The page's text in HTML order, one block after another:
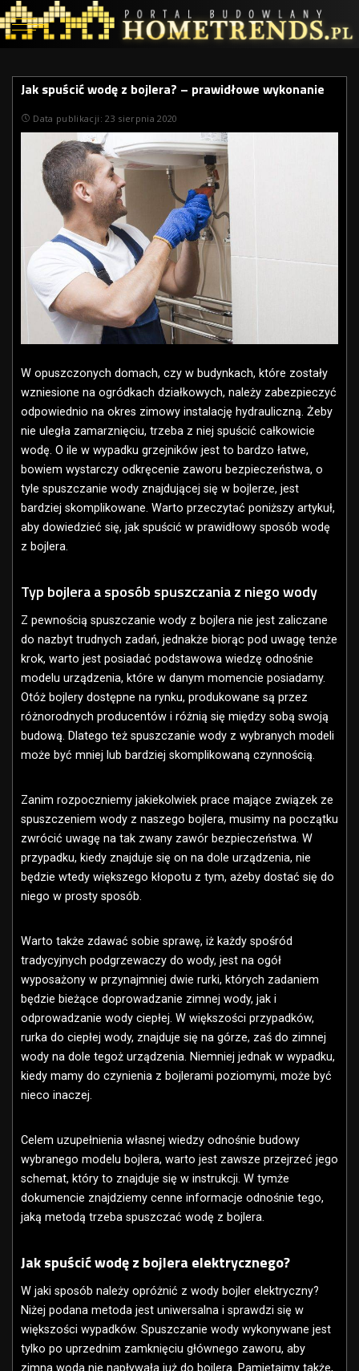
Jak spuścić wodę z bojlera? – prawidłowe wykonanie
Data publikacji: 23 sierpnia 2020
W opuszczonych domach, czy w budynkach, które zostały
wzniesione na ogródkach działkowych, należy zabezpieczyć
odpowiednio na okres zimowy instalację hydrauliczną. Żeby
nie uległa zamarznięciu, trzeba z niej spuścić całkowicie
wodę. O ile w wypadku grzejników jest to bardzo łatwe,
bowiem wystarczy odkręcenie zaworu bezpieczeństwa, o
tyle spuszczanie wody znajdującej się w bojlerze, jest
bardziej skomplikowane. Warto przeczytać poniższy artykuł,
aby dowiedzieć się, jak spuścić w prawidłowy sposób wodę
z bojlera.
Typ bojlera a sposób spuszczania z niego wody
Z pewnością spuszczanie wody z bojlera nie jest zaliczane
do nazbyt trudnych zadań, jednakże biorąc pod uwagę tenże
krok, warto jest posiadać podstawowa wiedzę odnośnie
modelu urządzenia, które w danym momencie posiadamy.
Otóż bojlery dostępne na rynku, produkowane są przez
różnorodnych producentów i różnią się między sobą swoją
budową. Dlatego też spuszczanie wody z wybranych modeli
może być mniej lub bardziej skomplikowaną czynnością.
Zanim rozpoczniemy jakiekolwiek prace mające związek ze
spuszczeniem wody z naszego bojlera, musimy na początku
zwrócić uwagę na tak zwany zawór bezpieczeństwa. W
przypadku, kiedy znajduje się on na dole urządzenia, nie
będzie wtedy większego kłopotu z tym, ażeby dostać się do
niego w prosty sposób.
Warto także zdawać sobie sprawę, iż każdy spośród
tradycyjnych podgrzewaczy do wody, jest na ogół
wyposażony w przynajmniej dwie rurki, których zadaniem
będzie bieżące doprowadzanie zimnej wody, jak i
odprowadzanie wody ciepłej. W większości przypadków,
rurka do ciepłej wody, znajduje się na górze, zaś do zimnej
wody na dole tegoż urządzenia. Niemniej jednak w wypadku,
kiedy mamy do czynienia z bojlerami poziomymi, może być
nieco inaczej.
Celem uzupełnienia własnej wiedzy odnośnie budowy
wybranego modelu bojlera, warto jest zawsze przejrzeć jego
schemat, który to znajduje się w instrukcji. W tymże
dokumencie znajdziemy cenne informacje odnośnie tego,
jaką metodą trzeba spuszczać wodę z bojlera.
Jak spuścić wodę z bojlera elektrycznego?
W jaki sposób należy opróżnić z wody bojler elektryczny?
Niżej podana metoda jest uniwersalna i sprawdzi się w
większości wypadków. Spuszczanie wody wykonywane jest
tylko po uprzednim zamknięciu głównego zaworu, aby
zimna woda nie napływała już do bojlera. Pamiętajmy także,